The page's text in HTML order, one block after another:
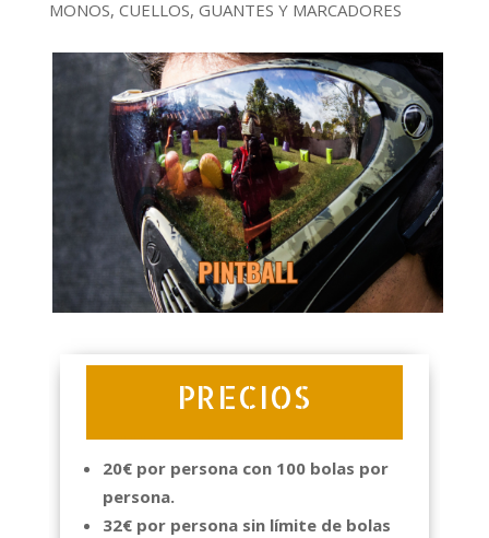
MONOS, CUELLOS, GUANTES Y MARCADORES
PRECIOS
20€ por persona con 100 bolas por
persona.
32€ por persona sin límite de bolas